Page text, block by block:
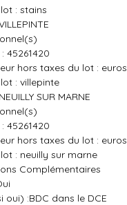
: stains
45261420
hors taxes du lot : euros
: villepinte
SUR MARNE
45261420
hors taxes du lot : euros
: neuilly sur marne
Complémentaires
oui) :BDC dans le DCE